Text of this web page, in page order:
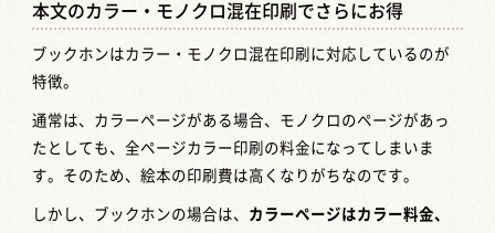
本文のカラー・モノクロ混在印刷でさらにお得
ブックホンはカラー・モノクロ混在印刷に対応しているのが
特徴。
通常は、カラーページがある場合、モノクロのページがあっ
たとしても、全ページカラー印刷の料金になってしまいま
す。そのため、絵本の印刷費は高くなりがちなのです。
しかし、ブックホンの場合は、 カラーページはカラー料金、